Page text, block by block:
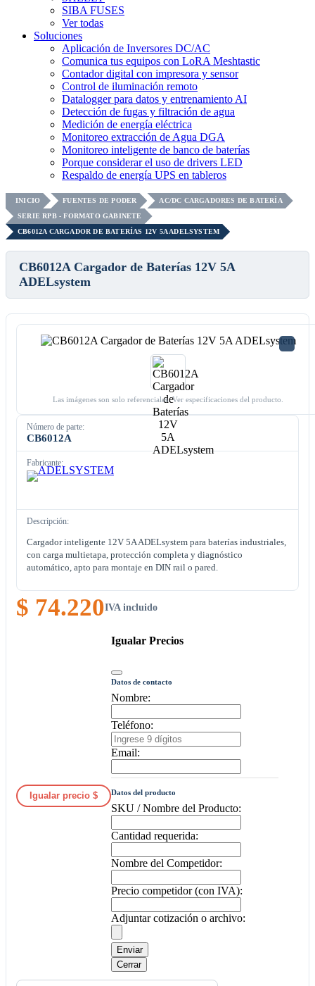
SIBA FUSES
Ver todas
Soluciones
Aplicación de Inversores DC/AC
Comunica tus equipos con LoRA Meshtastic
Contador digital con impresora y sensor
Control de iluminación remoto
Datalogger para datos y entrenamiento AI
Detección de fugas y filtración de agua
Medición de energía eléctrica
Monitoreo extracción de Agua DGA
Monitoreo inteligente de banco de baterías
Porque considerar el uso de drivers LED
Respaldo de energía UPS en tableros
INICIO FUENTES DE PODER
AC/DC CARGADORES DE BATERÍA
SERIE RPB - FORMATO GABINETE
CB6012A CARGADOR DE BATERÍAS 12V 5A ADELSYSTEM
CB6012A Cargador de Baterías 12V 5A
ADELsystem
Las imágenes son solo referenciales. Ver especificaciones del producto.
Número de parte:
CB6012A
Fabricante:
Descripción:
Cargador inteligente 12V 5A ADELsystem para baterías industriales,
con carga multietapa, protección completa y diagnóstico
automático, apto para montaje en DIN rail o pared.
$ 74.220IVA incluido
Igualar precio $
Igualar Precios
Datos de contacto
Nombre:
Teléfono:
Email:
Datos del producto
SKU / Nombre del Producto:
Cantidad requerida:
Nombre del Competidor:
Precio competidor (con IVA):
Adjuntar cotización o archivo:
Enviar
Cerrar